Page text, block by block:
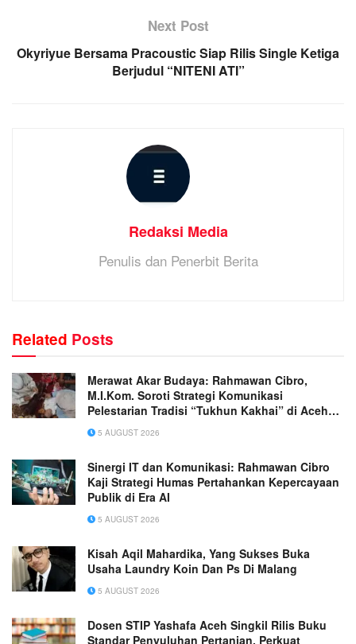
Next Post
Okyriyue Bersama Pracoustic Siap Rilis Single Ketiga
Berjudul “NITENI ATI”
Redaksi Media
Penulis dan Penerbit Berita
Related Posts
Merawat Akar Budaya: Rahmawan Cibro,
M.I.Kom. Soroti Strategi Komunikasi
Pelestarian Tradisi “Tukhun Kakhai” di Aceh
Singkil
5 AUGUST 2026
Sinergi IT dan Komunikasi: Rahmawan Cibro
Kaji Strategi Humas Pertahankan Kepercayaan
Publik di Era AI
5 AUGUST 2026
Kisah Aqil Mahardika, Yang Sukses Buka
Usaha Laundry Koin Dan Ps Di Malang
5 AUGUST 2026
Dosen STIP Yashafa Aceh Singkil Rilis Buku
Standar Penyuluhan Pertanian, Perkuat